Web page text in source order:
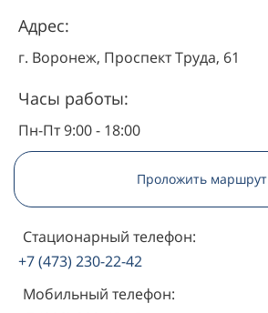
Адрес:
г. Воронеж, Проспект Труда, 61
Часы работы:
Пн-Пт 9:00 - 18:00
Проложить маршрут
Стационарный телефон:
+7 (473) 230-22-42
Мобильный телефон: